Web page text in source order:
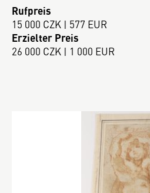
Rufpreis
15 000 CZK | 577 EUR
Erzielter Preis
26 000 CZK | 1 000 EUR